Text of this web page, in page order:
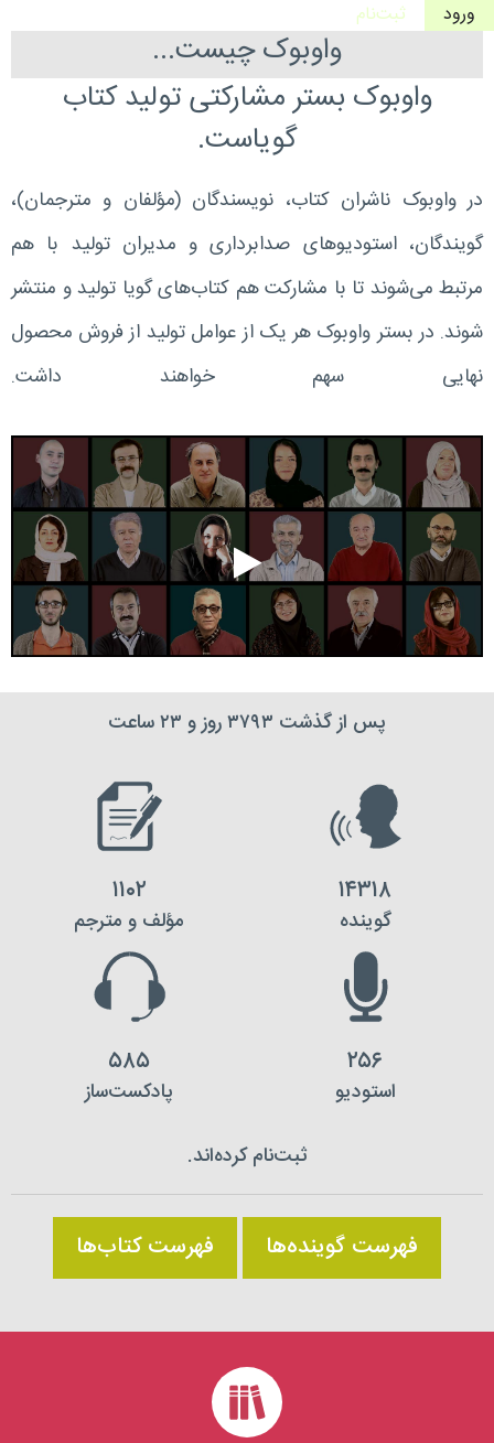
ورود ثبت‌نام
واوبوک چیست...
واوبوک بستر مشارکتی تولید کتاب
گویاست.
در واوبوک ناشران کتاب، نویسندگان (مؤلفان و مترجمان)،
گویندگان، استودیوهای صدابرداری و مدیران تولید با هم
مرتبط می‌شوند تا با مشارکت هم کتاب‌های گویا تولید و منتشر
شوند. در بستر واوبوک هر یک از عوامل تولید از فروش محصول
نهایی سهم خواهند داشت.
پس از گذشت ۳۷۹۳ روز و ۲۳ ساعت
۱۴۳۱۸
گوینده
۱۱۰۲
مؤلف و مترجم
۲۵۶
استودیو
۵۸۵
پادکست‌ساز
ثبت‌نام کرده‌اند.
فهرست گوینده‌ها فهرست کتاب‌ها